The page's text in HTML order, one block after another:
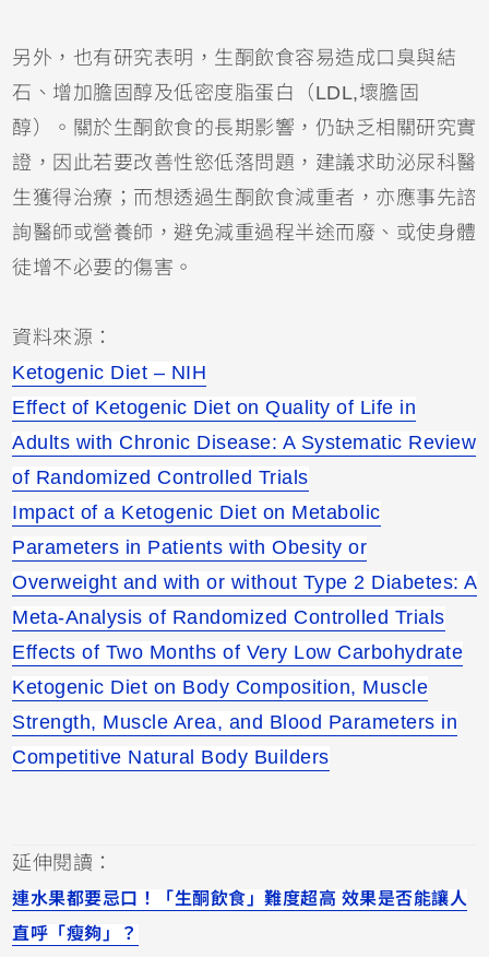
另外，也有研究表明，生酮飲食容易造成口臭與結
石、增加膽固醇及低密度脂蛋白（LDL,壞膽固
醇）。關於生酮飲食的長期影響，仍缺乏相關研究實
證，因此若要改善性慾低落問題，建議求助泌尿科醫
生獲得治療；而想透過生酮飲食減重者，亦應事先諮
詢醫師或營養師，避免減重過程半途而廢、或使身體
徒增不必要的傷害。
資料來源：
Ketogenic Diet – NIH
Effect of Ketogenic Diet on Quality of Life in
Adults with Chronic Disease: A Systematic Review
of Randomized Controlled Trials
Impact of a Ketogenic Diet on Metabolic
Parameters in Patients with Obesity or
Overweight and with or without Type 2 Diabetes: A
Meta-Analysis of Randomized Controlled Trials
Effects of Two Months of Very Low Carbohydrate
Ketogenic Diet on Body Composition, Muscle
Strength, Muscle Area, and Blood Parameters in
Competitive Natural Body Builders
延伸閱讀：
連水果都要忌口！「生酮飲食」難度超高 效果是否能讓人
直呼「瘦夠」？